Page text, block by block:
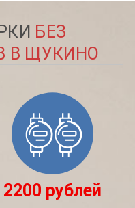
БЕЗ
В ЩУКИНО
2200 рублей